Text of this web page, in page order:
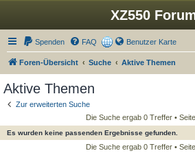
XZ550
Spenden FAQ Benutzer Karte
Foren-Übersicht Suche Aktive Themen
Aktive Themen
Zur erweiterten Suche
Die Suche ergab 0 Treffer • Seite
Es wurden keine passenden Ergebnisse gefunden.
Die Suche ergab 0 Treffer • Seite